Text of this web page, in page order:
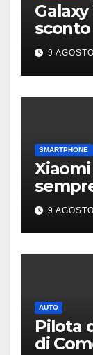
Galaxy
9
SMARTPHONE
9
AUTO
Pilota
di